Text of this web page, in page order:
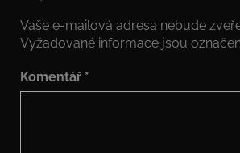
Vaše e-mailová adresa nebude
Vyžadované informace jsou
Komentář *